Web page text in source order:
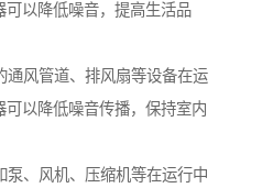
可以降低噪音，提高生活品
通风管道、排风扇等设备在运
以降低噪音传播，保持室内
泵、风机、压缩机等在运行中